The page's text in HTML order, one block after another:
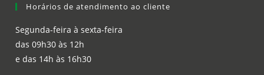
Horários de atendimento ao cliente
Segunda-feira à sexta-feira
das 09h30 às 12h
e das 14h às 16h30